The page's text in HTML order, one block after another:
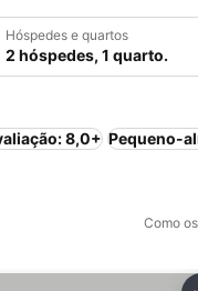
Hóspedes e quartos
2 hóspedes, 1 quarto.
8,0+ Pequeno-
Como